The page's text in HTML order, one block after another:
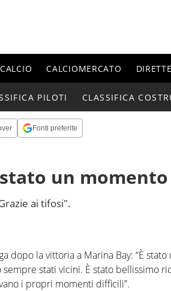
CALCIO CALCIOMERCATO
PILOTI CLASSIFICA
Fonti preferite
un
ai tifosi".
dopo la vittoria a Marina Bay: “È
stati vicini. È stato bellissimo
i propri momenti difficili”.